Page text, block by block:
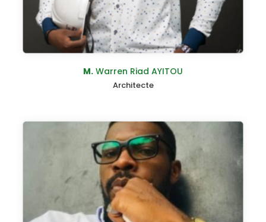
M. Warren Riad AYITOU
Architecte